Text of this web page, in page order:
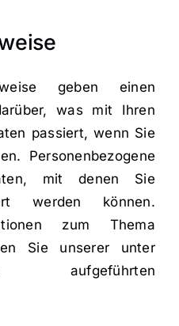
geben einen
was mit Ihren
passiert, wenn Sie
Personenbezogene
mit denen Sie
werden können.
zum Thema
Sie unserer unter